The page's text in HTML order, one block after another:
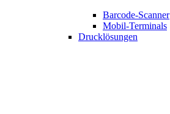
Barcode-Scanner
Mobil-Terminals
Drucklösungen